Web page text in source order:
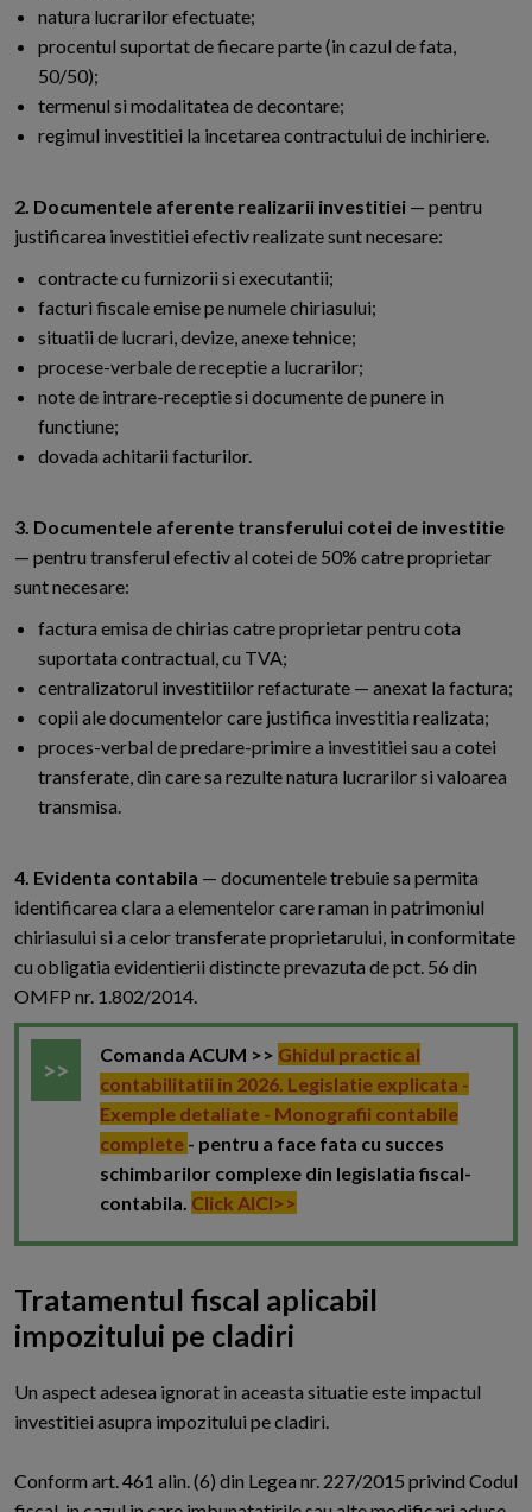
natura lucrarilor efectuate;
procentul suportat de fiecare parte (in cazul de fata,
50/50);
termenul si modalitatea de decontare;
regimul investitiei la incetarea contractului de inchiriere.
2. Documentele aferente realizarii investitiei — pentru
justificarea investitiei efectiv realizate sunt necesare:
contracte cu furnizorii si executantii;
facturi fiscale emise pe numele chiriasului;
situatii de lucrari, devize, anexe tehnice;
procese-verbale de receptie a lucrarilor;
note de intrare-receptie si documente de punere in
functiune;
dovada achitarii facturilor.
3. Documentele aferente transferului cotei de investitie
— pentru transferul efectiv al cotei de 50% catre proprietar
sunt necesare:
factura emisa de chirias catre proprietar pentru cota
suportata contractual, cu TVA;
centralizatorul investitiilor refacturate — anexat la factura;
copii ale documentelor care justifica investitia realizata;
proces-verbal de predare-primire a investitiei sau a cotei
transferate, din care sa rezulte natura lucrarilor si valoarea
transmisa.
4. Evidenta contabila — documentele trebuie sa permita
identificarea clara a elementelor care raman in patrimoniul
chiriasului si a celor transferate proprietarului, in conformitate
cu obligatia evidentierii distincte prevazuta de pct. 56 din
OMFP nr. 1.802/2014.
Comanda ACUM >> Ghidul practic al
contabilitatii in 2026. Legislatie explicata -
Exemple detaliate - Monografii contabile
complete - pentru a face fata cu succes
schimbarilor complexe din legislatia fiscal-
contabila. Click AICI>>
Tratamentul fiscal aplicabil
impozitului pe cladiri
Un aspect adesea ignorat in aceasta situatie este impactul
investitiei asupra impozitului pe cladiri.
Conform art. 461 alin. (6) din Legea nr. 227/2015 privind Codul